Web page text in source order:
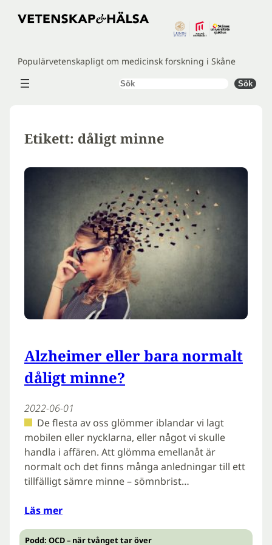
Hoppa
Populärvetenskapligt om medicinsk forskning i Skåne
Sök Sök
Etikett: dåligt minne
Alzheimer eller bara normalt
dåligt minne?
2022-06-01
De flesta av oss glömmer iblandar vi lagt
mobilen eller nycklarna, eller något vi skulle
handla i affären. Att glömma emellanåt är
normalt och det finns många anledningar till ett
tillfälligt sämre minne – sömnbrist…
Läs mer
Podd: OCD – när tvånget tar över